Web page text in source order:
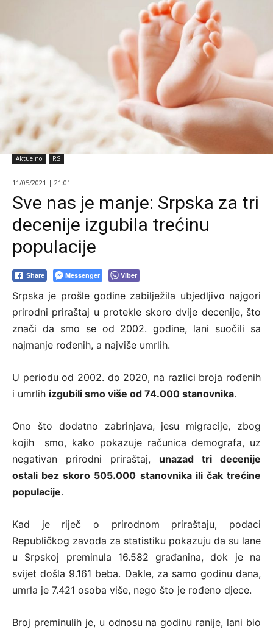
Aktuelno RS
11/05/2021 | 21:01
Sve nas je manje: Srpska za tri
decenije izgubila trećinu
populacije
Share Messenger Viber
Srpska je prošle godine zabilježila ubjedljivo najgori
prirodni priraštaj u protekle skoro dvije decenije, što
znači da smo se od 2002. godine, lani suočili sa
najmanje rođenih, a najviše umrlih.
U periodu od 2002. do 2020, na razlici broja rođenih
i umrlih izgubili smo više od 74.000 stanovnika.
Ono što dodatno zabrinjava, jesu migracije, zbog
kojih smo, kako pokazuje računica demografa, uz
negativan prirodni priraštaj, unazad tri decenije
ostali bez skoro 505.000 stanovnika ili čak trećine
populacije.
Kad je riječ o prirodnom priraštaju, podaci
Republičkog zavoda za statistiku pokazuju da su lane
u Srpskoj preminula 16.582 građanina, dok je na
svijet došla 9.161 beba. Dakle, za samo godinu dana,
umrla je 7.421 osoba više, nego što je rođeno djece.
Broj preminulih je, u odnosu na godinu ranije, lani bio